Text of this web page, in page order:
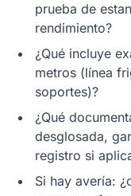
prueba de
rendimiento?
¿Qué incluye
metros (línea
soportes)?
¿Qué
desglosada,
registro si
Si hay avería: